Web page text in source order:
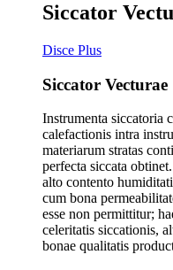
Siccator
Disce Plus
Siccator Vecturae
Instrumenta siccatoria
calefactionis intra
materiarum stratas
perfecta siccata
alto contento
cum bona
esse non permittitur;
celeritatis siccationis,
bonae qualitatis